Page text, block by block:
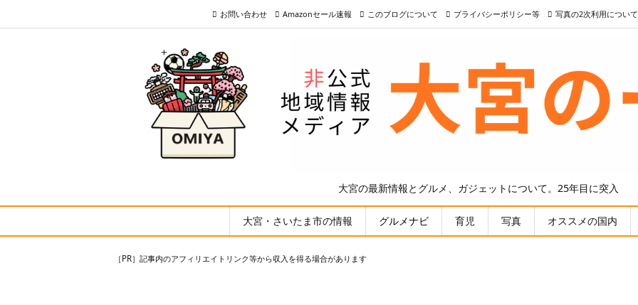
大宮の最新情報とグルメ、ガジェットについて。25年目に突入
大宮・さいたま市の情報 グルメナビ 育児 写真 オススメの国内
お問い合わせ Amazonセール速報 このブログについて プライバシーポリシー等 写真の2次利用について
［PR］記事内のアフィリエイトリンク等から収入を得る場合があります